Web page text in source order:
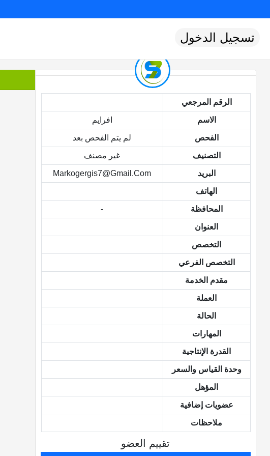
تسجيل الدخول
الرقم المرجعي
الاسم افرايم
الفحص لم يتم الفحص بعد
التصنيف غير مصنف
البريد Markogergis7@gmail.com
الهاتف
المحافظة -
العنوان
التخصص
التخصص الفرعي
مقدم الخدمة
العملة
الحالة
المهارات
القدرة الإنتاجية
وحدة القياس والسعر
المؤهل
عضويات إضافية
ملاحظات
تقييم العضو